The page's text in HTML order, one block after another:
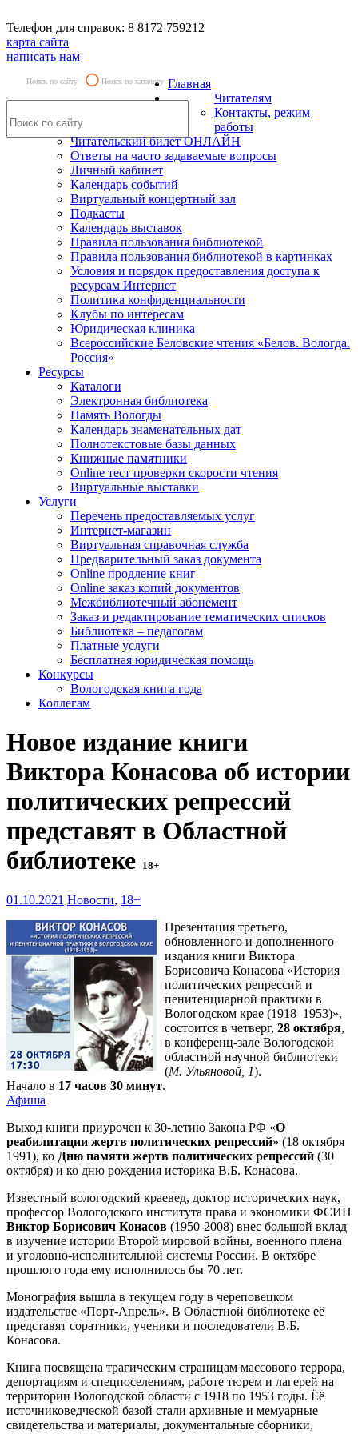
Телефон для справок: 8 8172 759212
карта сайта
написать нам
Поиск по сайту Поиск по каталогу Главная
Читателям
Контакты, режим
работы
Читательский билет ОНЛАЙН
Ответы на часто задаваемые вопросы
Личный кабинет
Календарь событий
Виртуальный концертный зал
Подкасты
Календарь выставок
Правила пользования библиотекой
Правила пользования библиотекой в картинках
Условия и порядок предоставления доступа к
ресурсам Интернет
Политика конфиденциальности
Клубы по интересам
Юридическая клиника
Всероссийские Беловские чтения «Белов. Вологда.
Россия»
Ресурсы
Каталоги
Электронная библиотека
Память Вологды
Календарь знаменательных дат
Полнотекстовые базы данных
Книжные памятники
Online тест проверки скорости чтения
Виртуальные выставки
Услуги
Перечень предоставляемых услуг
Интернет-магазин
Виртуальная справочная служба
Предварительный заказ документа
Online продление книг
Online заказ копий документов
Межбиблиотечный абонемент
Заказ и редактирование тематических списков
Библиотека – педагогам
Платные услуги
Бесплатная юридическая помощь
Конкурсы
Вологодская книга года
Коллегам
Новое издание книги
Виктора Конасова об истории
политических репрессий
представят в Областной
библиотеке 18+
01.10.2021 Новости, 18+
Презентация третьего,
обновленного и дополненного
издания книги Виктора
Борисовича Конасова «История
политических репрессий и
пенитенциарной практики в
Вологодском крае (1918–1953)»,
состоится в четверг, 28 октября,
в конференц-зале Вологодской
областной научной библиотеки
(М. Ульяновой, 1).
Начало в 17 часов 30 минут.
Афиша
Выход книги приурочен к 30-летию Закона РФ «О
реабилитации жертв политических репрессий» (18 октября
1991), ко Дню памяти жертв политических репрессий (30
октября) и ко дню рождения историка В.Б. Конасова.
Известный вологодский краевед, доктор исторических наук,
профессор Вологодского института права и экономики ФСИН
Виктор Борисович Конасов (1950-2008) внес большой вклад
в изучение истории Второй мировой войны, военного плена
и уголовно-исполнительной системы России. В октябре
прошлого года ему исполнилось бы 70 лет.
Монография вышла в текущем году в череповецком
издательстве «Порт-Апрель». В Областной библиотеке её
представят соратники, ученики и последователи В.Б.
Конасова.
Книга посвящена трагическим страницам массового террора,
депортациям и спецпоселениям, работе тюрем и лагерей на
территории Вологодской области с 1918 по 1953 годы. Ёё
источниковедческой базой стали архивные и мемуарные
свидетельства и материалы, документальные сборники,